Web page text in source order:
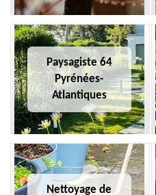
Paysagiste 64
Pyrénées-
Atlantiques
Nettoyage de